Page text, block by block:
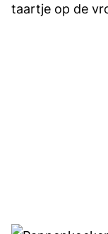
taartje op de